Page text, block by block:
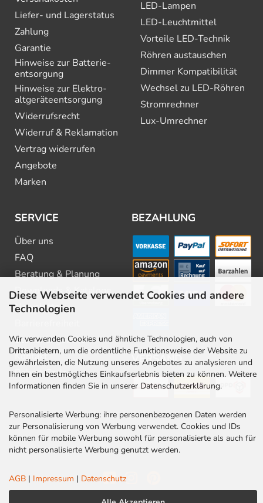
Diese Webseite verwendet Cookies und andere
Technologien
Wir verwenden Cookies und ähnliche Technologien, auch von
Drittanbietern, um die ordentliche Funktionsweise der Website zu
gewährleisten, die Nutzung unseres Angebotes zu analysieren und
Ihnen ein bestmögliches Einkaufserlebnis bieten zu können. Weitere
Informationen finden Sie in unserer Datenschutzerklärung.
Personalisierte Werbung: ihre personenbezogenen Daten werden
zur Personalisierung von Werbung verwendet. Cookies und IDs
können für mobile Werbung sowohl für personalisierte als auch für
nicht personalisierte Werbung genutzt werden.
AGB | Impressum | Datenschutz
Liefer- und Lagerstatus
Zahlung
Garantie
Hinweise zur Batterie­
entsorgung
Hinweise zur Elektro­
altgeräte­entsorgung
Widerrufsrecht
Widerruf & Reklamation
Vertrag widerrufen
Angebote
Marken
LED-Lampen
LED-Leuchtmittel
Vorteile LED-Technik
Röhren austauschen
Dimmer Kompatibilität
Wechsel zu LED-Röhren
Stromrechner
Lux-Umrechner
SERVICE
Über uns
FAQ
Beratung & Planung
Downloads & Kataloge
Newsletter
Stellenangebote
Kontakt
Rabatt Codes
BEZAHLUNG
VERSAND